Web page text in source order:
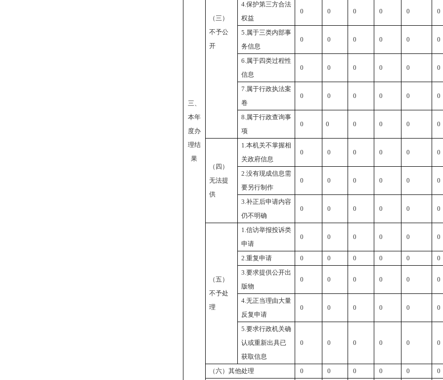
三、
本年
度办
理结
果
（三）
不予公
开
4.保护第三方合法
权益
0 0 0 0 0 0
5.属于三类内部事
务信息
0 0 0 0 0 0
6.属于四类过程性
信息
0 0 0 0 0 0
7.属于行政执法案
卷
0 0 0 0 0 0
8.属于行政查询事
项
0 0 0 0 0 0
（四）
无法提
供
1.本机关不掌握相
关政府信息
0 0 0 0 0 0
2.没有现成信息需
要另行制作
0 0 0 0 0 0
3.补正后申请内容
仍不明确
0 0 0 0 0 0
（五）
不予处
理
1.信访举报投诉类
申请
0 0 0 0 0 0
2.重复申请 0 0 0 0 0
0
3.要求提供公开出
版物
0 0 0 0 0 0
4.无正当理由大量
反复申请
0 0 0 0 0 0
5.要求行政机关确
认或重新出具已
获取信息
0 0 0 0 0 0
（六）其他处理 0 0 0 0 0 0